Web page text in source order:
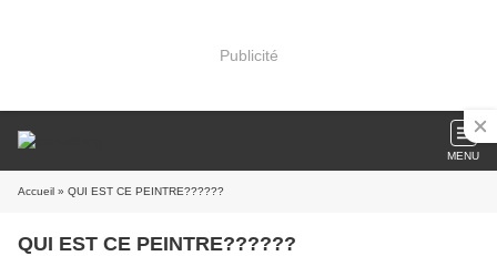
Publicité
MENU
Accueil » QUI EST CE PEINTRE??????
QUI EST CE PEINTRE??????